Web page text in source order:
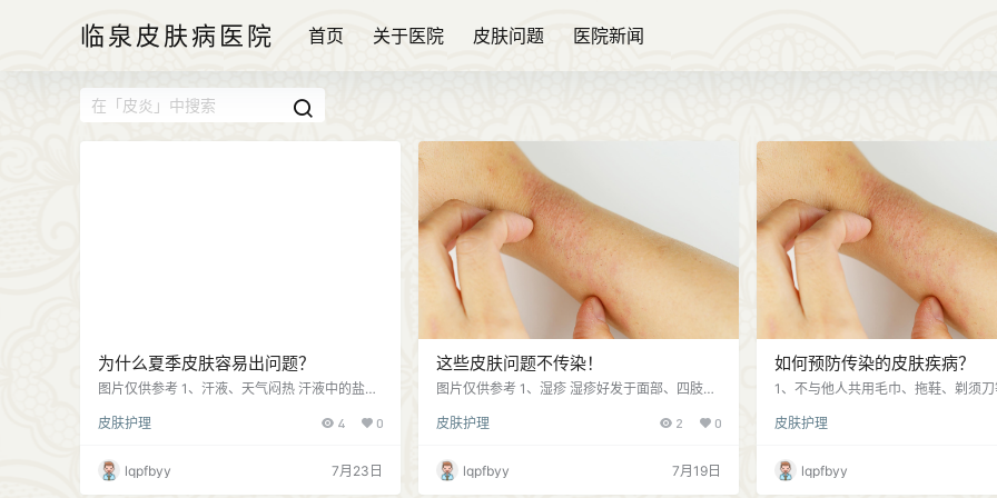
临泉皮肤病医院 首页 关于医院 皮肤问题 医院新闻
为什么夏季皮肤容易出问题？
图片仅供参考 1、汗液、天气闷热 汗液中的盐
皮肤清洁，容易导致毛孔堵塞，再加上天气闷
2、紫外线 夏季紫外线强烈，如果不及时做好防
晒，不仅会晒伤皮肤、还会引发光敏性皮炎，所
皮肤护理 4 0
lqpfbyy 7月23日
这些皮肤问题不传染！
图片仅供参考 1、湿疹 湿疹好发于面部、四肢皮
度抓挠和过度清洁皮肤患处，建议到正规医疗机
疱、瘙痒等皮肤部位，部分皮炎患者可治愈，但
是有些皮炎皮肤问题顽固且反复发作； 3、荨麻
皮肤护理 2 0
lqpfbyy 7月19日
如何预防传染的皮肤疾病？
1、不与他人共用毛巾、拖鞋、剃须
免皮肤出现外伤，洗澡水温不要太高
肤保湿； 3、如果家人患有传染皮肤
衣物、被褥单独用开水烫洗、暴晒消
皮肤护理
lqpfbyy